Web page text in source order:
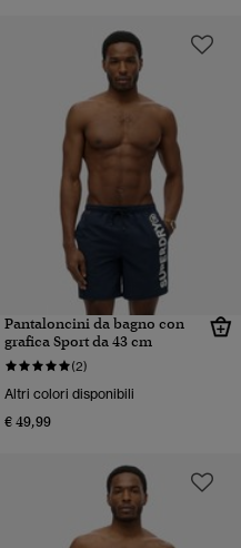
Pantaloncini da bagno con
grafica Sport da 43 cm
(2)
Altri colori disponibili
€ 49,99